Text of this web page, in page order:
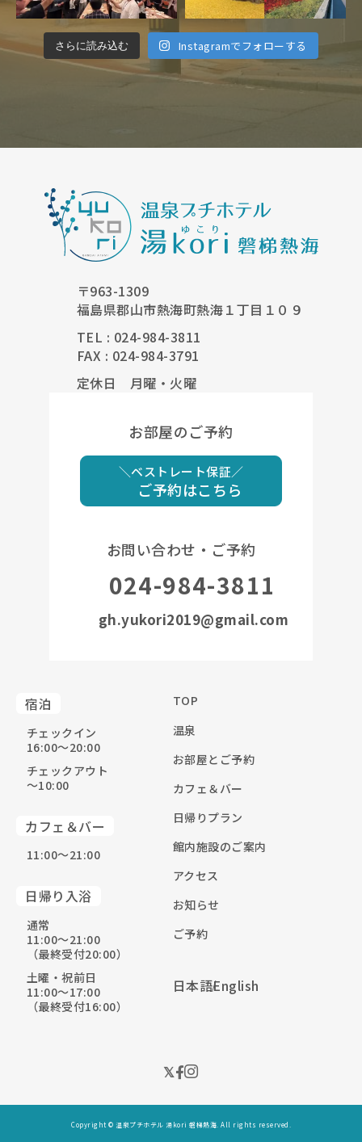
さらに読み込む Instagramでフォローする
〒963-1309
福島県郡山市熱海町熱海１丁目１０９
TEL : 024-984-3811
FAX : 024-984-3791
定休日 月曜・火曜
お部屋のご予約
＼ベストレート保証／
ご予約はこちら
お問い合わせ・ご予約
024-984-3811
gh.yukori2019@gmail.com
宿泊
チェックイン
16:00〜20:00
チェックアウト
〜10:00
カフェ＆バー
11:00〜21:00
日帰り入浴
通常
11:00〜21:00
（最終受付20:00）
土曜・祝前日
11:00〜17:00
（最終受付16:00）
TOP
温泉
お部屋とご予約
カフェ＆バー
日帰りプラン
館内施設のご案内
アクセス
お知らせ
ご予約
日本語English
Copyright © 温泉プチホテル 湯kori 磐梯熱海. All rights reserved.